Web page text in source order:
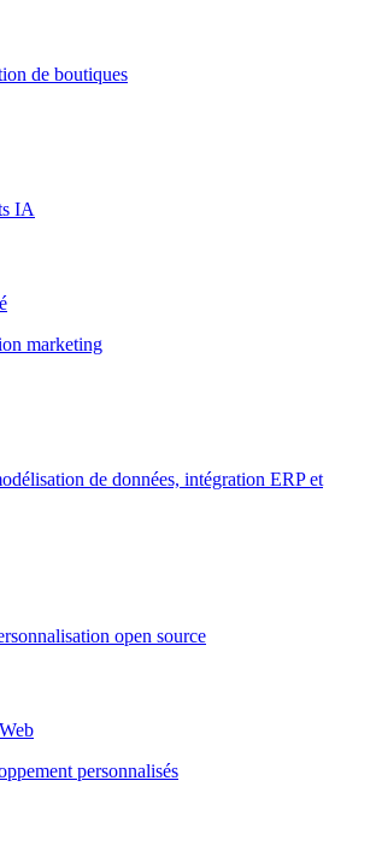
de boutiques
IA
marketing
de données, intégration ERP et
open source
personnalisés